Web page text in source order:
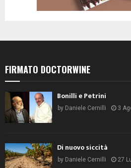
FIRMATO DOCTORWINE
Bonilli e Petrini
by Daniele Cernilli 3
Di nuovo siccità
by Daniele Cernilli 27